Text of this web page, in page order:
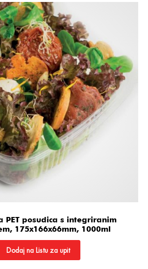
PET posudica s integriranim
175x166x66mm, 1000ml
Dodaj na Listu za upit